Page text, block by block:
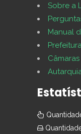
Sobre a
Manual
Câmaras